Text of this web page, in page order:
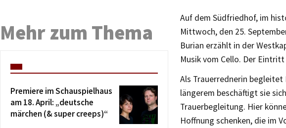
Auf dem Südfriedhof, im
Mittwoch, den 25.
Burian erzählt in der
Musik vom Cello. Der
Als Trauerrednerin
längerem beschäftigt sie
Trauerbegleitung. Hier
Hoffnung schenken, die im
Mehr zum Thema
Premiere im Schauspielhaus
am 18. April: „deutsche
märchen (& super creeps)“